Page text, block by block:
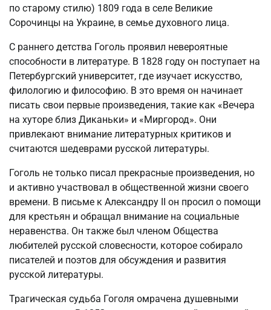
по старому стилю) 1809 года в селе Великие
Сорочинцы на Украине, в семье духовного лица.
С раннего детства Гоголь проявил невероятные
способности в литературе. В 1828 году он поступает на
Петербургский университет, где изучает искусство,
филологию и философию. В это время он начинает
писать свои первые произведения, такие как «Вечера
на хуторе близ Диканьки» и «Миргород». Они
привлекают внимание литературных критиков и
считаются шедеврами русской литературы.
Гоголь не только писал прекрасные произведения, но
и активно участвовал в общественной жизни своего
времени. В письме к Александру II он просил о помощи
для крестьян и обращал внимание на социальные
неравенства. Он также был членом Общества
любителей русской словесности, которое собирало
писателей и поэтов для обсуждения и развития
русской литературы.
Трагическая судьба Гоголя омрачена душевными